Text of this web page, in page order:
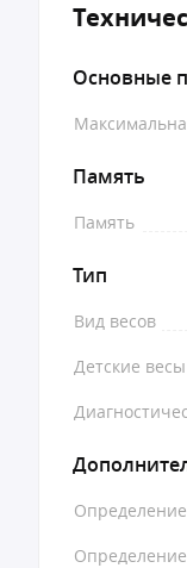
Основные
Память
Память
Тип
Вид весов
Детские весы